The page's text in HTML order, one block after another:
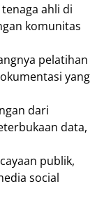
ahli di
komunitas
pelatihan
yang
dari
data,
publik,
social